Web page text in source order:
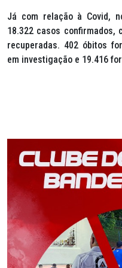
Já com relação à Covid,
18.322 casos confirmados,
recuperadas. 402 óbitos
em investigação e 19.416